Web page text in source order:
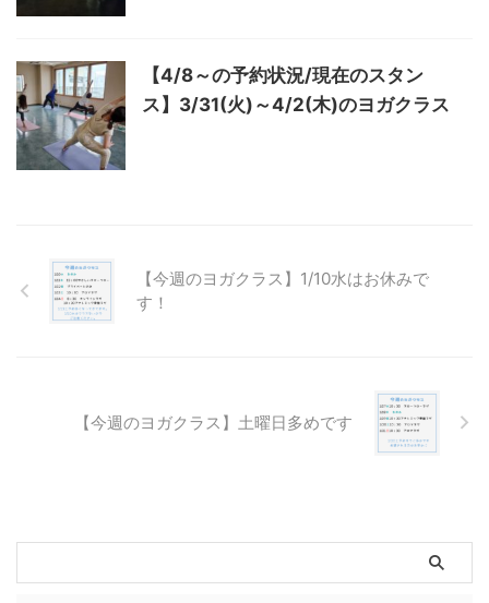
【4/8～の予約状況/現在のスタン
ス】3/31(火)～4/2(木)のヨガクラス
【今週のヨガクラス】1/10水はお休みで
す！
【今週のヨガクラス】土曜日多めです